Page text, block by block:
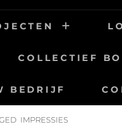
COLLECTIEF
BEDRIJF
IMPRESSIES